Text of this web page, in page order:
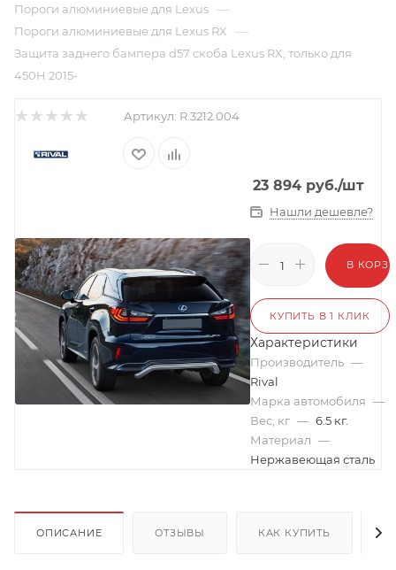
Пороги алюминиевые для Lexus —
Пороги алюминиевые для Lexus RX —
Защита заднего бампера d57 скоба Lexus RX, только для
450H 2015-
Артикул: R.3212.004
23 894 руб./шт
Нашли дешевле?
В
КУПИТЬ В 1 КЛИК
Характеристики
Производитель —
Rival
Марка автомобиля —
Вес, кг — 6.5 кг.
Материал —
Нержавеющая сталь
ОПИСАНИЕ ОТЗЫВЫ КАК КУПИТЬ